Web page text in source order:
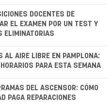
DOCENTES DE
EL EXAMEN POR UN TEST Y
ELIMINATORIAS
AL AIRE LIBRE EN PAMPLONA:
PARA ESTA SEMANA
DEL ASCENSOR: CÓMO
PAGA REPARACIONES